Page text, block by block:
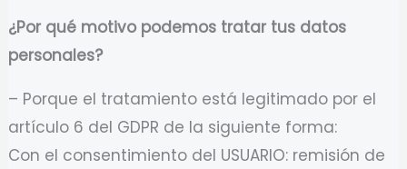
¿Por qué motivo podemos tratar tus datos
personales?
– Porque el tratamiento está legitimado por el
artículo 6 del GDPR de la siguiente forma:
Con el consentimiento del USUARIO: remisión de